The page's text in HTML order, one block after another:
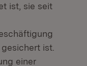
ist, sie seit
ist.
einer